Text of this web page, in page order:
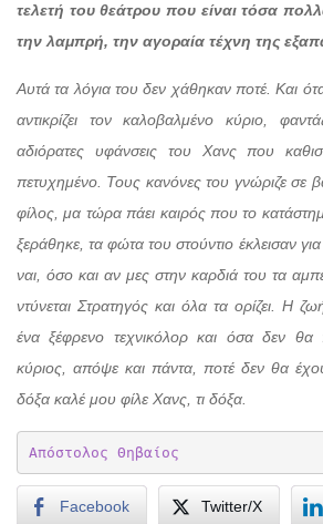
τελετή του θεάτρου που είναι τόσα
την λαμπρή, την αγοραία τέχνη της
Αυτά τα λόγια του δεν χάθηκαν ποτέ. Και
αντικρίζει τον καλοβαλμένο κύριο,
αδιόρατες υφάνσεις του Χανς που
πετυχημένο. Τους κανόνες του γνώριζε σε
φίλος, μα τώρα πάει καιρός που το
ξεράθηκε, τα φώτα του στούντιο έκλεισαν
ναι, όσο και αν μες στην καρδιά του τα
ντύνεται Στρατηγός και όλα τα ορίζει. Η
ένα ξέφρενο τεχνικόλορ και όσα δεν θα
κύριος, απόψε και πάντα, ποτέ δεν θα
δόξα καλέ μου φίλε Χανς, τι
Απόστολος Θηβαίος
Facebook Twitter/X